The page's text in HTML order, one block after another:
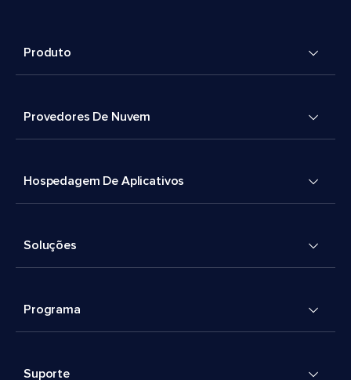
Produto
Provedores De Nuvem
Hospedagem De Aplicativos
Soluções
Programa
Suporte